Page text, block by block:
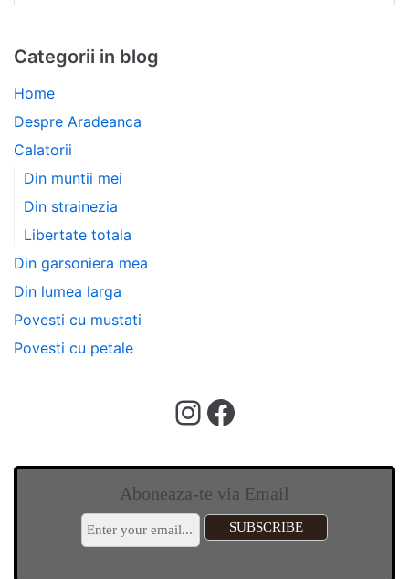
Categorii in blog
Home
Despre Aradeanca
Calatorii
Din muntii mei
Din strainezia
Libertate totala
Din garsoniera mea
Din lumea larga
Povesti cu mustati
Povesti cu petale
Aboneaza-te via Email